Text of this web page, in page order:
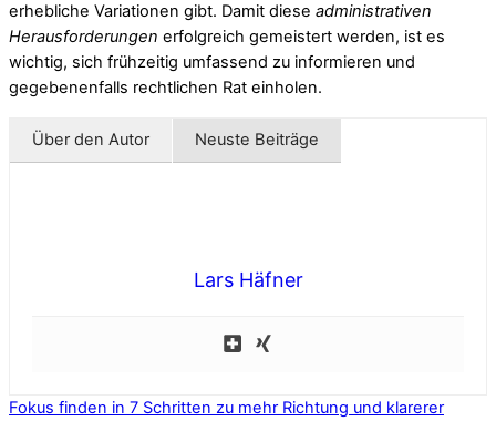
erhebliche Variationen gibt. Damit diese administrativen
Herausforderungen erfolgreich gemeistert werden, ist es
wichtig, sich frühzeitig umfassend zu informieren und
gegebenenfalls rechtlichen Rat einholen.
Über den Autor Neuste Beiträge
Lars Häfner
Fokus finden in 7 Schritten zu mehr Richtung und klarerer